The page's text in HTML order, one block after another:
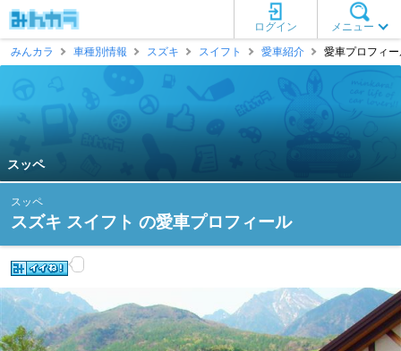
メニュー
ログイン
みんカラ
車種別情報 スズキ スイフト 愛車紹介 愛車プロフィ
スッペ
スッペ
スズキ スイフト の愛車プロフィール